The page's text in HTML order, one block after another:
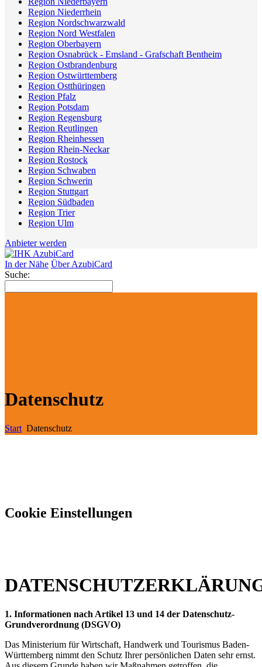
Region Niederrhein
Region Nordschwarzwald
Region Nord Westfalen
Region Oberbayern
Region Osnabrück - Emsland - Grafschaft Bentheim
Region Ostbrandenburg
Region Ostwürttemberg
Region Ostthüringen
Region Pfalz
Region Potsdam
Region Regensburg
Region Reutlingen
Region Rheinhessen
Region Rhein-Neckar
Region Rostock
Region Schwaben
Region Schwerin
Region Stuttgart
Region Südbaden
Region Trier
Region Ulm
Anbieter werden
In der Nähe Über AzubiCard
Suche:
Datenschutz
Start Datenschutz
Cookie Einstellungen
1. Informationen nach Artikel 13 und 14 der Datenschutz-
Grundverordnung (DSGVO)
Das Ministerium für Wirtschaft, Handwerk und Tourismus Baden-
Württemberg nimmt den Schutz Ihrer persönlichen Daten sehr ernst.